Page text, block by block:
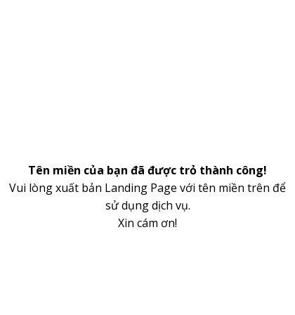
Tên miền của bạn đã được trỏ thành công!
Vui lòng xuất bản Landing Page với tên miền trên để
sử dụng dịch vụ.
Xin cám ơn!